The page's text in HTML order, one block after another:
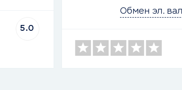
5.0
Обмен эл.